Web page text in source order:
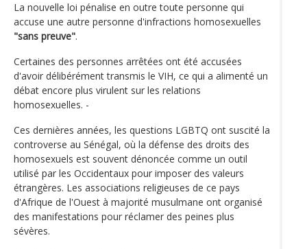
La nouvelle loi pénalise en outre toute personne qui
accuse une autre personne d'infractions homosexuelles
"sans preuve".
Certaines des personnes arrêtées ont été accusées
d'avoir délibérément transmis le VIH, ce qui a alimenté un
débat encore plus virulent sur les relations
homosexuelles. -
Ces dernières années, les questions LGBTQ ont suscité la
controverse au Sénégal, où la défense des droits des
homosexuels est souvent dénoncée comme un outil
utilisé par les Occidentaux pour imposer des valeurs
étrangères. Les associations religieuses de ce pays
d'Afrique de l'Ouest à majorité musulmane ont organisé
des manifestations pour réclamer des peines plus
sévères.